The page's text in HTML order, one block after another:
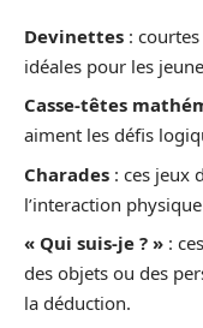
Devinettes :
idéales pour les
Casse-têtes
aiment les défis
Charades : ces jeux
l’interaction
« Qui suis-je ? » :
des objets ou des
la déduction.